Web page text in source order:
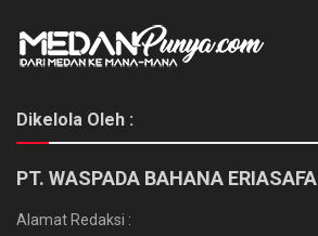
Dikelola Oleh :
PT. WASPADA BAHANA ERIASAFA
Alamat Redaksi :